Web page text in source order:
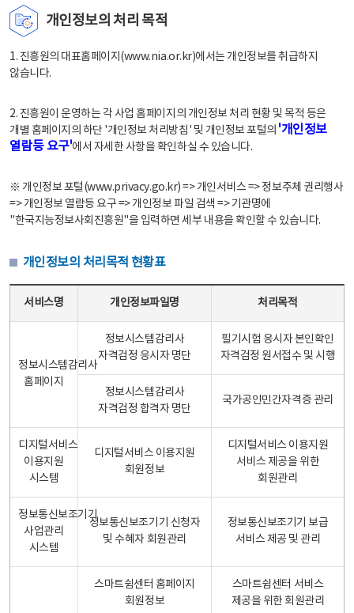
개인정보의 처리 목적
1. 진흥원의 대표홈페이지(www.nia.or.kr)에서는 개인정보를 취급하지
않습니다.
2. 진흥원이 운영하는 각 사업 홈페이지의 개인정보 처리 현황 및 목적 등은
개별 홈페이지의 하단 '개인정보 처리방침' 및 개인정보 포털의 '개인정보
열람등 요구'에서 자세한 사항을 확인하실 수 있습니다.
※ 개인정보 포털(www.privacy.go.kr) => 개인서비스 => 정보주체 권리행사
=> 개인정보 열람등 요구 => 개인정보 파일 검색 => 기관명에
"한국지능정보사회진흥원"을 입력하면 세부 내용을 확인할 수 있습니다.
개인정보의 처리목적 현황표
서비스명 개인정보파일명 처리목적
정보시스템감리사
홈페이지
정보시스템감리사
자격검정 응시자 명단
필기시험 응시자 본인확인
자격검정 원서접수 및 시행
정보시스템감리사
자격검정 합격자 명단
국가공인민간자격증 관리
디지털서비스
이용지원
시스템
디지털서비스 이용지원
회원정보
디지털서비스 이용지원
서비스 제공을 위한
회원관리
정보통신보조기기
사업관리
시스템
정보통신보조기기 신청자
및 수혜자 회원관리
정보통신보조기기 보급
서비스 제공 및 관리
스마트쉼센터 홈페이지
회원정보
스마트쉼센터 서비스
제공을 위한 회원관리